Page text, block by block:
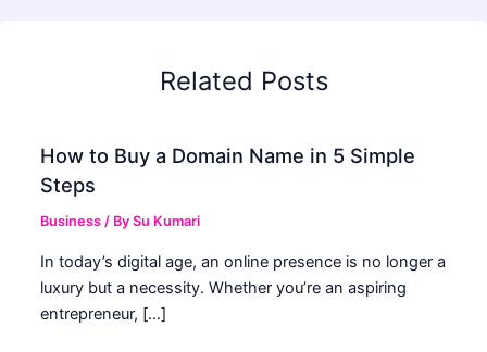
Related Posts
How to Buy a Domain Name in 5 Simple
Steps
Business / BySu Kumari
In today’s digital age, an online presence is no longer a
luxury but a necessity. Whether you’re an aspiring
entrepreneur, […]